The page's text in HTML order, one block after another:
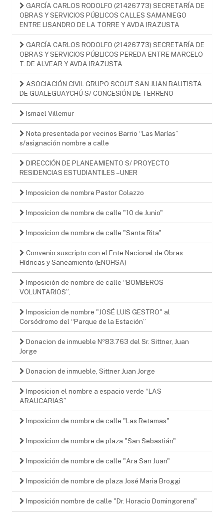
GARCÍA CARLOS RODOLFO (21426773) SECRETARÍA DE
OBRAS Y SERVICIOS PÚBLICOS CALLES SAMANIEGO
ENTRE LISANDRO DE LA TORRE Y AVDA IRAZUSTA
GARCÍA CARLOS RODOLFO (21426773) SECRETARÍA DE
OBRAS Y SERVICIOS PÚBLICOS PEREDA ENTRE MARCELO
T. DE ALVEAR Y AVDA IRAZUSTA
ASOCIACIÓN CIVIL GRUPO SCOUT SAN JUAN BAUTISTA
DE GUALEGUAYCHÚ S/ CONCESIÓN DE TERRENO
Ismael Villemur
Nota presentada por vecinos Barrio “Las Marías”
s/asignación nombre a calle
DIRECCIÓN DE PLANEAMIENTO S/ PROYECTO
RESIDENCIAS ESTUDIANTILES – UNER
Imposicion de nombre Pastor Colazzo
Imposicion de nombre de calle "10 de Junio"
Imposicion de nombre de calle "Santa Rita"
Convenio suscripto con el Ente Nacional de Obras
Hídricas y Saneamiento (ENOHSA)
Imposición de nombre de calle “BOMBEROS
VOLUNTARIOS”,
Imposicion de nombre "JOSÉ LUIS GESTRO" al
Corsódromo del “Parque de la Estación”
Donacion de inmueble Nº83.763 del Sr. Sittner, Juan
Jorge
Donacion de inmueble, Sittner Juan Jorge
Imposicion el nombre a espacio verde “LAS
ARAUCARIAS”
Imposicion de nombre de calle "Las Retamas"
Imposicion de nombre de plaza "San Sebastián"
Imposición de nombre de calle "Ara San Juan"
Imposición de nombre de plaza José Maria Broggi
Imposición nombre de calle "Dr. Horacio Domingorena"